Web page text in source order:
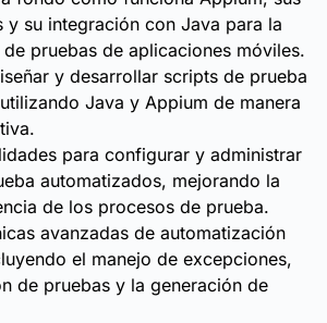
y su integración con Java para la
pruebas de aplicaciones móviles.
y desarrollar scripts de prueba
Java y Appium de manera
para configurar y administrar
automatizados, mejorando la
de los procesos de prueba.
avanzadas de automatización
el manejo de excepciones,
de pruebas y la generación de